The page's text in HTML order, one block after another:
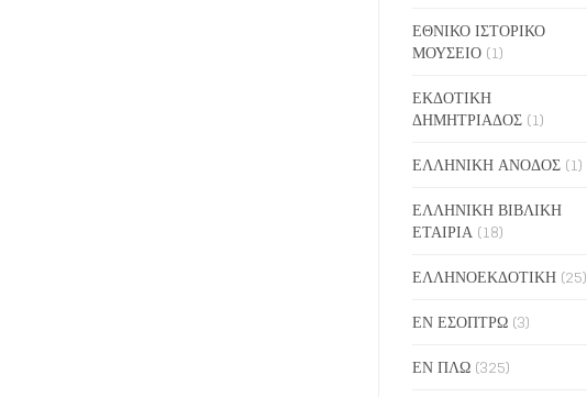
ΕΘΝΙΚΟ ΙΣΤΟΡΙΚΟ
ΜΟΥΣΕΙΟ (1)
ΕΚΔΟΤΙΚΗ
ΔΗΜΗΤΡΙΑΔΟΣ (1)
ΕΛΛΗΝΙΚΗ ΑΝΟΔΟΣ (1)
ΕΛΛΗΝΙΚΗ ΒΙΒΛΙΚΗ
ΕΤΑΙΡΙΑ (18)
ΕΛΛΗΝΟΕΚΔΟΤΙΚΗ (25)
ΕΝ ΕΣΟΠΤΡΩ (3)
ΕΝ ΠΛΩ (325)